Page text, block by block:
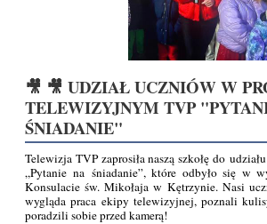
🎥 🎥 UDZIAŁ UCZNIÓW W
TELEWIZYJNYM TVP
ŚNIADANIE"
Telewizja TVP zaprosiła naszą szkołę do
„Pytanie na śniadanie”, które odbyło się w
Konsulacie św. Mikołaja w Kętrzynie. Nasi
wygląda praca ekipy telewizyjnej, poznali
poradzili sobie przed kamerą!